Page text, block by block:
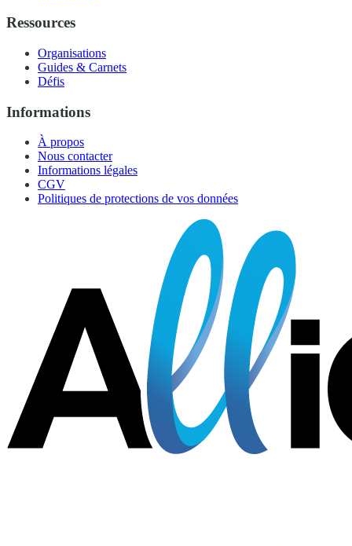
Ressources
Organisations
Guides & Carnets
Défis
Informations
À propos
Nous contacter
Informations légales
CGV
Politiques de protections de vos données